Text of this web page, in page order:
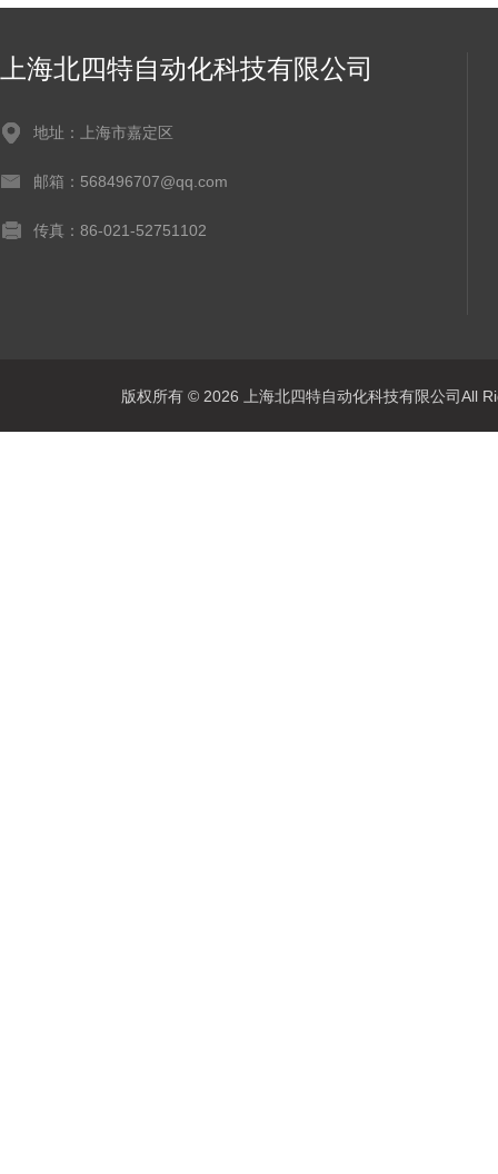
上海北四特自动化科技有限公司
地址：上海市嘉定区
邮箱：568496707@qq.com
传真：86-021-52751102
版权所有 © 2026 上海北四特自动化科技有限公司